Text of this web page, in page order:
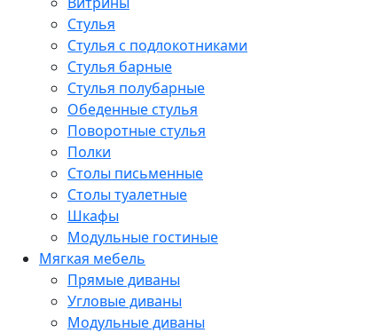
Стулья
Стулья с подлокотниками
Стулья барные
Стулья полубарные
Обеденные стулья
Поворотные стулья
Полки
Столы письменные
Столы туалетные
Шкафы
Модульные гостиные
Мягкая мебель
Прямые диваны
Угловые диваны
Модульные диваны